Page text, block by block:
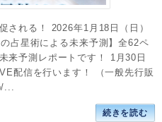
される！ 2026年1月18日（日）
占星術による未来予測】全62ペ
来予測レポートです！ 1月30日
配信を行います！ （一般先行販
...
続きを読む